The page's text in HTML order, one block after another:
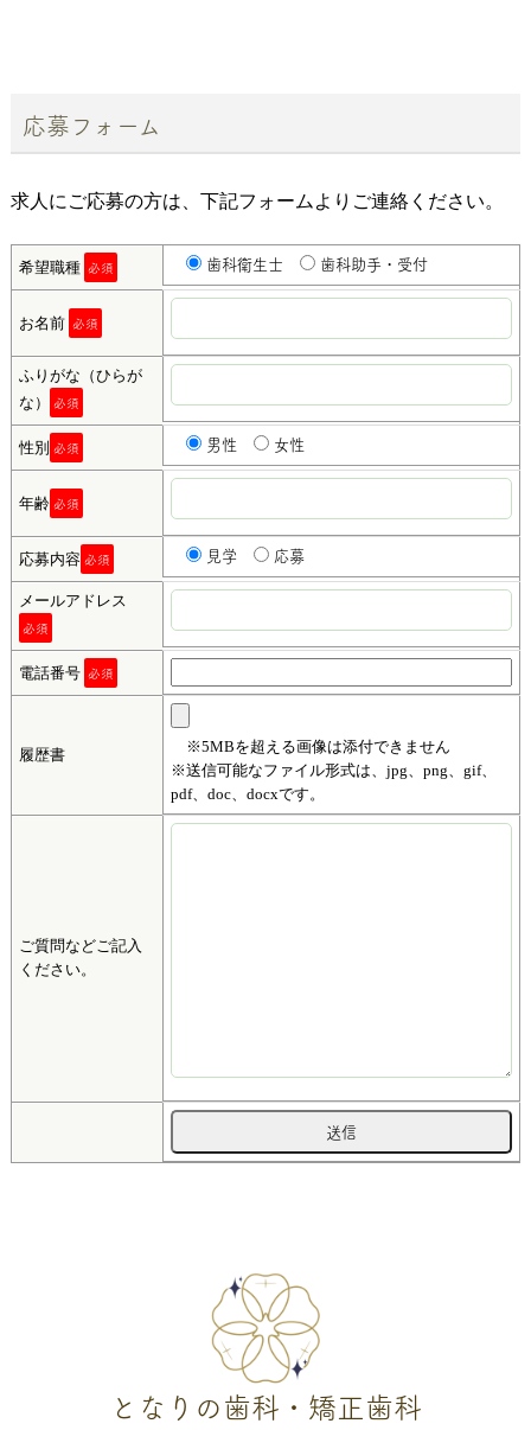
応募フォーム
求人にご応募の方は、下記フォームよりご連絡ください。
希望職種 必須 歯科衛生士 歯科助手・受付
お名前 必須
ふりがな（ひらが
な）
必須
性別 必須 男性 女性
年齢 必須
応募内容 必須 見学 応募
メールアドレス
必須
電話番号 必須
履歴書
※5MBを超える画像は添付できません
※送信可能なファイル形式は、jpg、png、gif、
pdf、doc、docxです。
ご質問などご記入
ください。
となりの歯科・矯正歯科